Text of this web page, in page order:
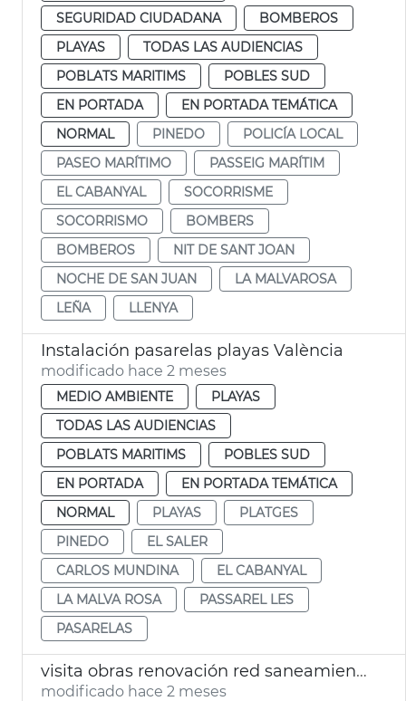
SEGURIDAD CIUDADANA
BOMBEROS
PLAYAS
TODAS LAS AUDIENCIAS
POBLATS MARITIMS
POBLES SUD
EN PORTADA
EN PORTADA TEMÁTICA
NORMAL
PINEDO
POLICÍA LOCAL
PASEO MARÍTIMO
PASSEIG MARÍTIM
EL CABANYAL
SOCORRISME
SOCORRISMO
BOMBERS
BOMBEROS
NIT DE SANT JOAN
NOCHE DE SAN JUAN
LA MALVAROSA
LEÑA
LLENYA
Instalación pasarelas playas València
modificado hace 2 meses
MEDIO AMBIENTE
PLAYAS
TODAS LAS AUDIENCIAS
POBLATS MARITIMS
POBLES SUD
EN PORTADA
EN PORTADA TEMÁTICA
NORMAL
PLAYAS
PLATGES
PINEDO
EL SALER
CARLOS MUNDINA
EL CABANYAL
LA MALVA ROSA
PASSAREL LES
PASARELAS
visita obras renovación red saneamiento Cabanyal
modificado hace 2 meses